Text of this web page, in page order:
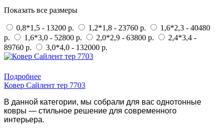
Показать все размеры
0,8*1,5 - 13200 р. 1,2*1,8 - 23760 р.
1,6*2,3 - 40480
р.
1,6*3,0 - 52800 р. 2,0*2,9 - 63800 р.
2,4*3,4 -
89760 р.
3,0*4,0 - 132000 р.
Подробнее
Ковер Сайлент тер 7703
В данной категории, мы собрали для вас однотонные
ковры — стильное решение для современного
интерьера.